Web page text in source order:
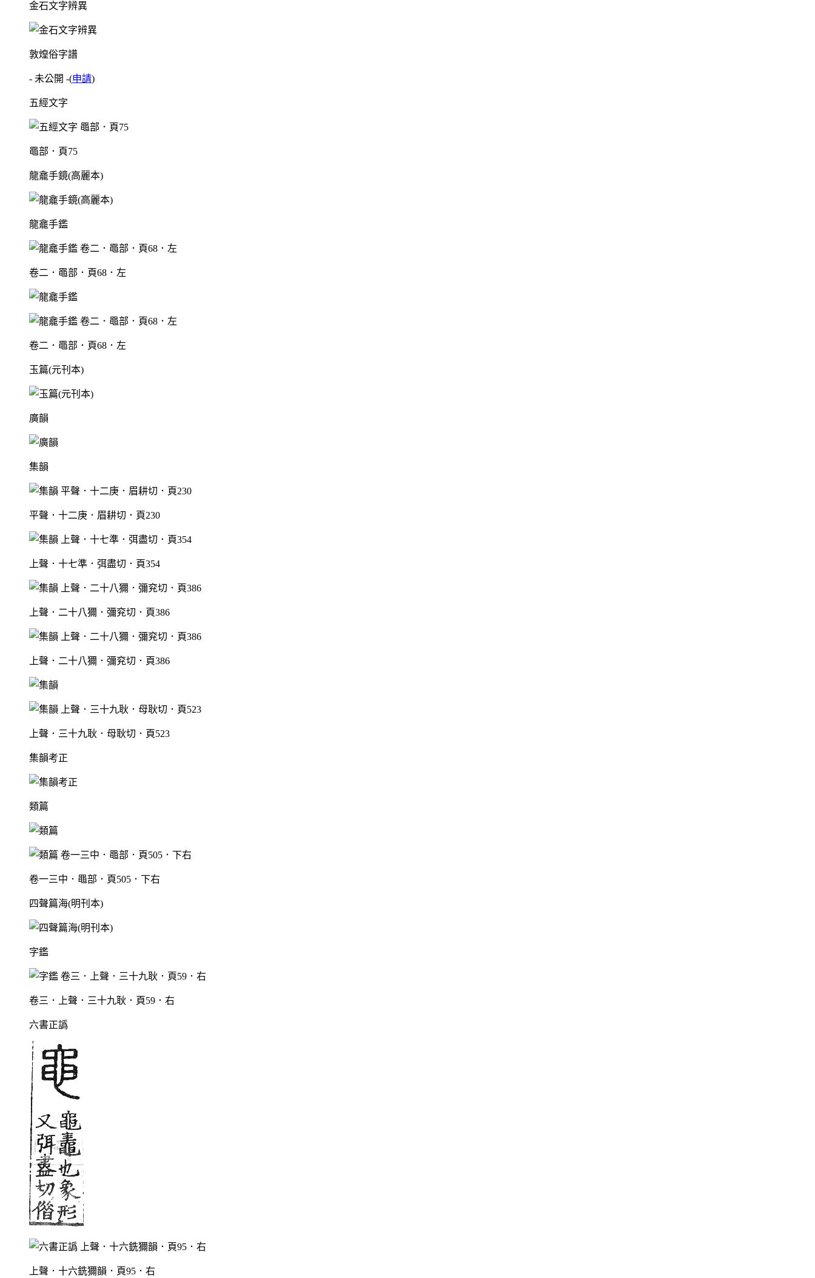
金石文字辨異
敦煌俗字譜
- 未公開 -(申請)
五經文字
黽部．頁75
龍龕手鏡(高麗本)
龍龕手鑑
卷二．黽部．頁68．左
卷二．黽部．頁68．左
玉篇(元刊本)
廣韻
集韻
平聲．十二庚．眉耕切．頁230
上聲．十七準．弭盡切．頁354
上聲．二十八獮．彌兖切．頁386
上聲．二十八獮．彌兖切．頁386
上聲．三十九耿．母耿切．頁523
集韻考正
類篇
卷一三中．黽部．頁505．下右
四聲篇海(明刊本)
字鑑
卷三．上聲．三十九耿．頁59．右
六書正譌
上聲．十六銑獮韻．頁95．右